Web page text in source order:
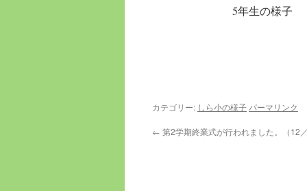
5年生
カテゴリー: しら小の様子 パーマリンク
← 第2学期終業式が行われました。（12